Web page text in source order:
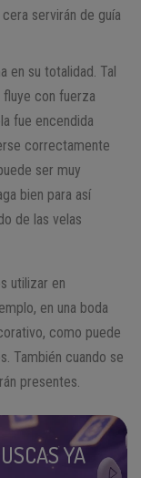
cera servirán de guía
en su totalidad. Tal
fluye con fuerza
fue encendida
correctamente
ser muy
bien para así
de las velas
utilizar en
en una boda
como puede
También cuando se
presentes.
YA